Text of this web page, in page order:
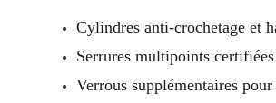
Cylindres anti-crochetage et
Serrures multipoints certifiées
Verrous supplémentaires